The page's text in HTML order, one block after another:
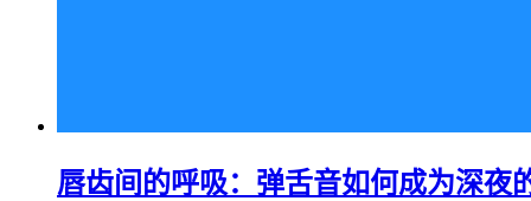
唇齿间的呼吸：弹舌音如何成为深夜